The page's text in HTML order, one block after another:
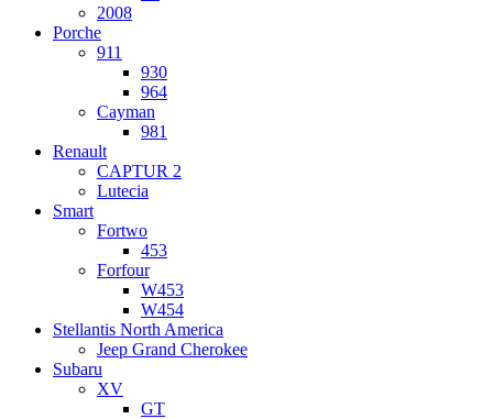
2008
Porche
911
930
964
Cayman
981
Renault
CAPTUR 2
Lutecia
Smart
Fortwo
453
Forfour
W453
W454
Stellantis North America
Jeep Grand Cherokee
Subaru
XV
GT